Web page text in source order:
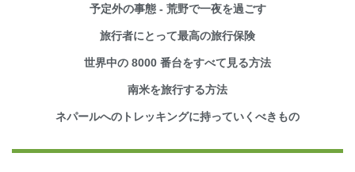
予定外の事態 - 荒野で一夜を過ごす
旅行者にとって最高の旅行保険
世界中の 8000 番台をすべて見る方法
南米を旅行する方法
ネパールへのトレッキングに持っていくべきもの